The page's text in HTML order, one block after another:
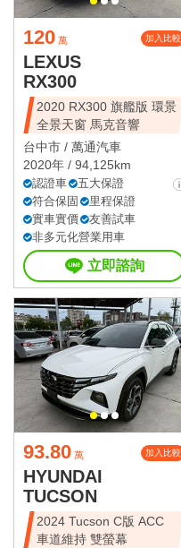
120 萬 加入比較
LEXUS
RX300
2020 RX300 旗艦版 環景
全景天窗 馬克音響
台中市 / 萬通汽車
2020年 / 94,125km
認證車
五大保證
符合保固
里程保證
實車實價
友善試車
非多元化營業用車
立即諮詢
93.80 萬 加入比較
HYUNDAI
TUCSON
2024 Tucson C版 ACC
車道維持 雙螢幕